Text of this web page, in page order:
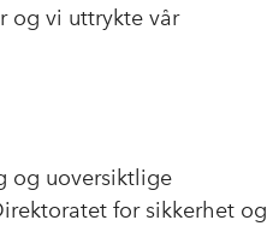
og vi uttrykte vår
og uoversiktlige
for sikkerhet og